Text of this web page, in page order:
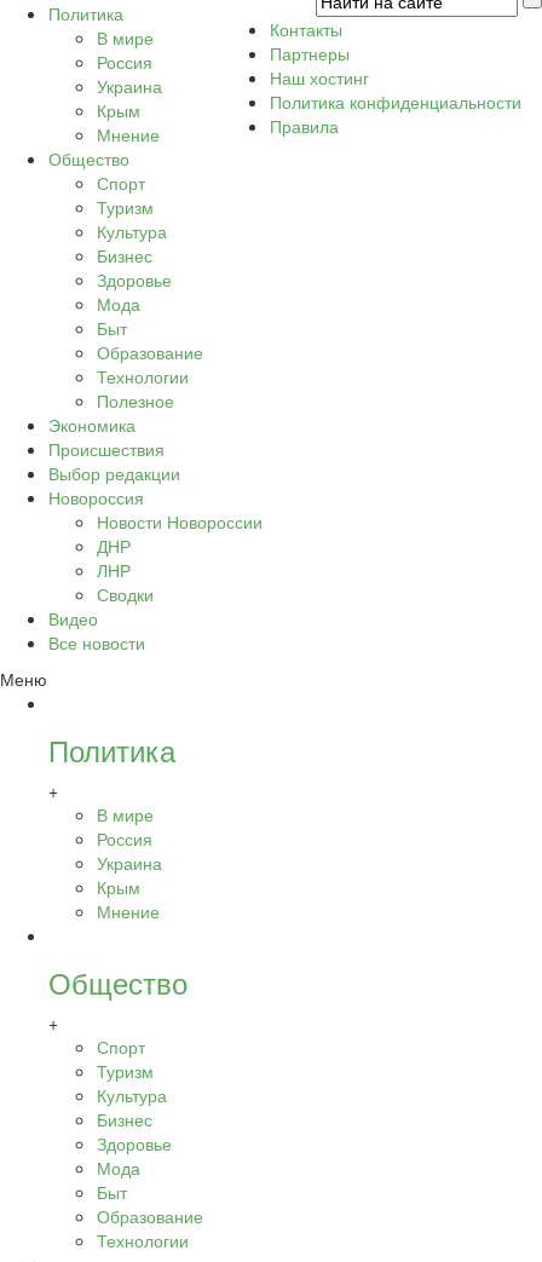
Политика
В мире
Россия
Украина
Крым
Мнение
Общество
Спорт
Туризм
Культура
Бизнес
Здоровье
Мода
Быт
Образование
Технологии
Полезное
Экономика
Происшествия
Выбор редакции
Новороссия
Новости Новороссии
ДНР
ЛНР
Сводки
Видео
Все новости
Меню
Политика
+
В мире
Россия
Украина
Крым
Мнение
Общество
+
Спорт
Туризм
Культура
Бизнес
Здоровье
Мода
Быт
Образование
Технологии
Контакты
Партнеры
Наш хостинг
Политика конфиденциальности
Правила